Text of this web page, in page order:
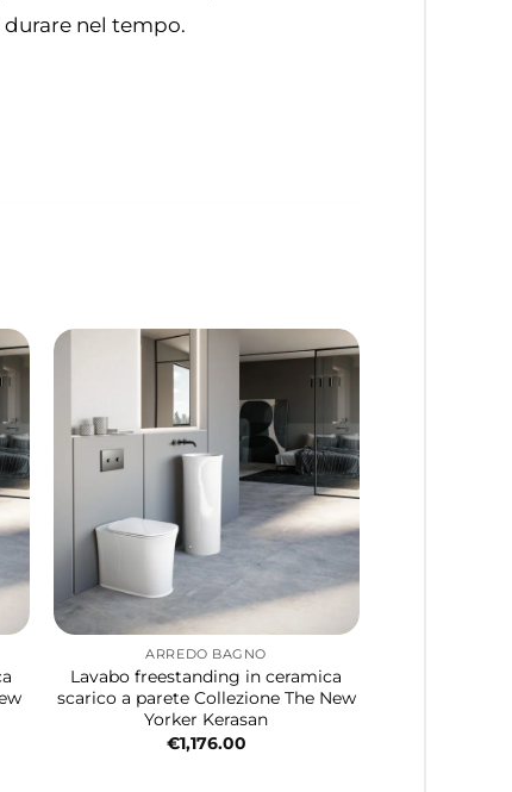
nel tempo.
ARREDO BAGNO
Lavabo freestanding in ceramica
scarico a parete Collezione The New
Yorker Kerasan
€1,176.00